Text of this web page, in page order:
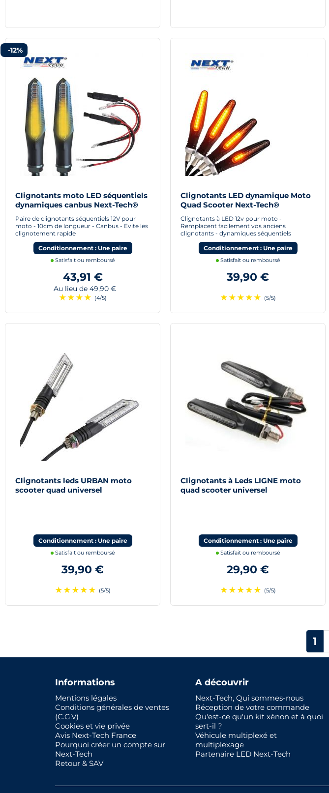
-12%
Clignotants moto LED séquentiels
dynamiques canbus Next-Tech®
Paire de clignotants séquentiels 12V pour
moto - 10cm de longueur - Canbus - Evite les
clignotement rapide
Conditionnement : Une paire
Satisfait ou remboursé
43,91 €
Au lieu de 49,90 €
★ ★ ★ ★ (4/5)
Clignotants LED dynamique Moto
Quad Scooter Next-Tech®
Clignotants à LED 12v pour moto -
Remplacent facilement vos anciens
clignotants - dynamiques séquentiels
Conditionnement : Une paire
Satisfait ou remboursé
39,90 €
★ ★ ★ ★ ★ (5/5)
Clignotants leds URBAN moto
scooter quad universel
Conditionnement : Une paire
Satisfait ou remboursé
39,90 €
★ ★ ★ ★ ★ (5/5)
Clignotants à Leds LIGNE moto
quad scooter universel
Conditionnement : Une paire
Satisfait ou remboursé
29,90 €
★ ★ ★ ★ ★ (5/5)
1
Informations
Mentions légales
Conditions générales de ventes
(C.G.V)
Cookies et vie privée
Avis Next-Tech France
Pourquoi créer un compte sur
Next-Tech
Retour & SAV
A découvrir
Next-Tech, Qui sommes-nous
Réception de votre commande
Qu'est-ce qu'un kit xénon et à quoi
sert-il ?
Véhicule multiplexé et
multiplexage
Partenaire LED Next-Tech